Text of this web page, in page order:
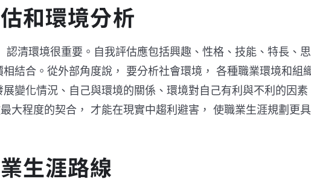
和環境分析
認清環境很重要。自我評估應包括興趣、性格、技能、特長、思
結合。從外部角度說， 要分析社會環境， 各種職業環境和組
變化情況、自己與環境的關係、環境對自己有利與不利的因素
大程度的契合， 才能在現實中趨利避害， 使職業生涯規劃更具
生涯路線